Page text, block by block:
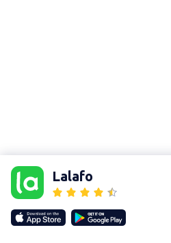
Lalafo
Our websites
lalafo.kg
lalafo.rs
lalafo.pl